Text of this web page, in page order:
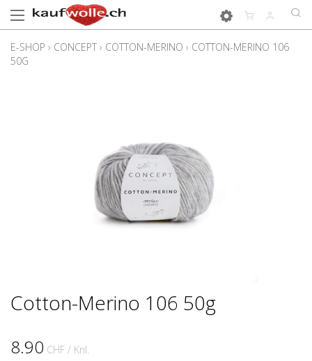
E-SHOP › CONCEPT › COTTON-MERINO › COTTON-MERINO 106
50G
Cotton-Merino 106 50g
8.90 CHF / Knl.